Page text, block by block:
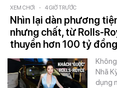
XEM CHƠI - 4 GIỜ TRƯỚC
Nhìn lại dàn phương
nhưng chất, từ Rolls-
thuyền hơn 100 tỷ đồng
Nhã
dụng